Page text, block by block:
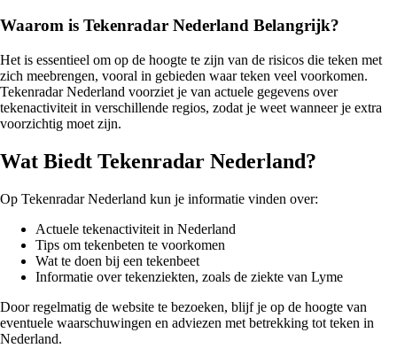
Waarom is Tekenradar Nederland Belangrijk?
Het is essentieel om op de hoogte te zijn van de risicos die teken met
zich meebrengen, vooral in gebieden waar teken veel voorkomen.
Tekenradar Nederland voorziet je van actuele gegevens over
tekenactiviteit in verschillende regios, zodat je weet wanneer je extra
voorzichtig moet zijn.
Wat Biedt Tekenradar Nederland?
Op Tekenradar Nederland kun je informatie vinden over:
Actuele tekenactiviteit in Nederland
Tips om tekenbeten te voorkomen
Wat te doen bij een tekenbeet
Informatie over tekenziekten, zoals de ziekte van Lyme
Door regelmatig de website te bezoeken, blijf je op de hoogte van
eventuele waarschuwingen en adviezen met betrekking tot teken in
Nederland.